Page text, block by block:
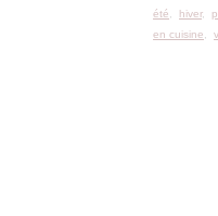
été
hiver,
en cuisine ,